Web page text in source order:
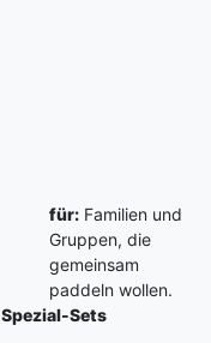
für:Familien und
Gruppen, die
gemeinsam
paddeln wollen.
Spezial-Sets